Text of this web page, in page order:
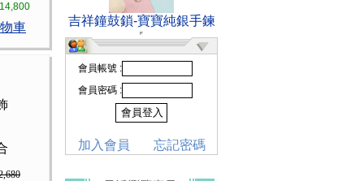
車 吉祥鐘鼓鎖-寶寶純銀手鍊
會員帳號 :
會員密碼 :
加入會員 忘記密碼